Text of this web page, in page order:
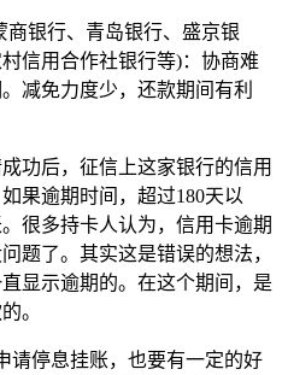
银行、青岛银行、盛京银
信用合作社银行等)：协商难
减免力度少，还款期间有利
功后，征信上这家银行的信用
果逾期时间，超过180天以
很多持卡人认为，信用卡逾期
题了。其实这是错误的想法，
显示逾期的。在这个期间，是
。
请停息挂账，也要有一定的好